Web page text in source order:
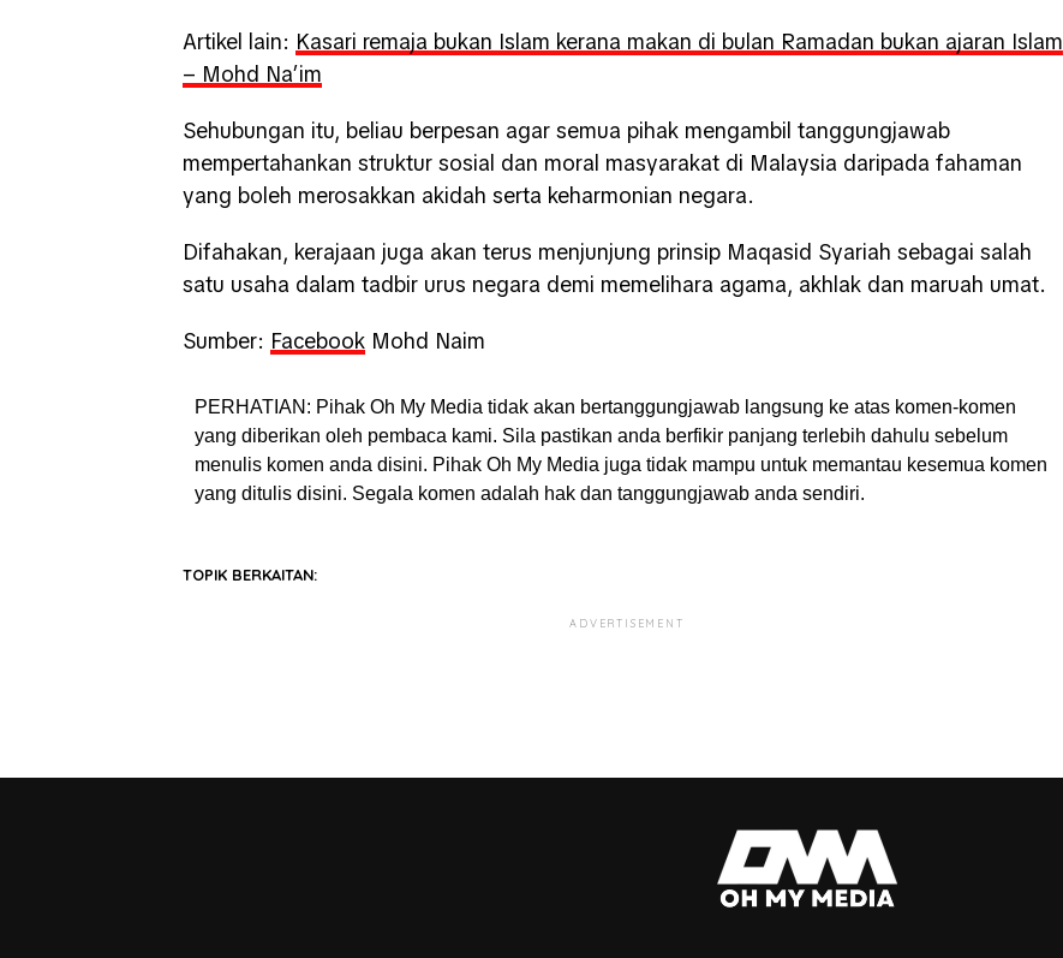
Artikel lain: Kasari remaja bukan Islam kerana makan di bulan Ramadan bukan ajaran Islam
– Mohd Na’im
Sehubungan itu, beliau berpesan agar semua pihak mengambil tanggungjawab
mempertahankan struktur sosial dan moral masyarakat di Malaysia daripada fahaman
yang boleh merosakkan akidah serta keharmonian negara.
Difahakan, kerajaan juga akan terus menjunjung prinsip Maqasid Syariah sebagai salah
satu usaha dalam tadbir urus negara demi memelihara agama, akhlak dan maruah umat.
Sumber: Facebook Mohd Naim
PERHATIAN: Pihak Oh My Media tidak akan bertanggungjawab langsung ke atas komen-komen
yang diberikan oleh pembaca kami. Sila pastikan anda berfikir panjang terlebih dahulu sebelum
menulis komen anda disini. Pihak Oh My Media juga tidak mampu untuk memantau kesemua komen
yang ditulis disini. Segala komen adalah hak dan tanggungjawab anda sendiri.
TOPIK BERKAITAN:
ADVERTISEMENT